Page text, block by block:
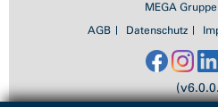
MEGA
AGB
Datenschutz